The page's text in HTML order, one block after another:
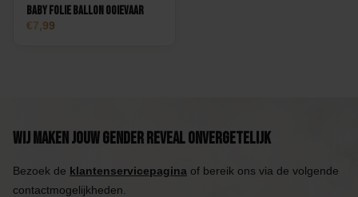
Baby Folie Ballon Ooievaar
7,99
Wij maken jouw Gender Reveal onvergetelijk
Bezoek de klantenservicepagina of bereik ons via de volgende
contactmogelijkheden.